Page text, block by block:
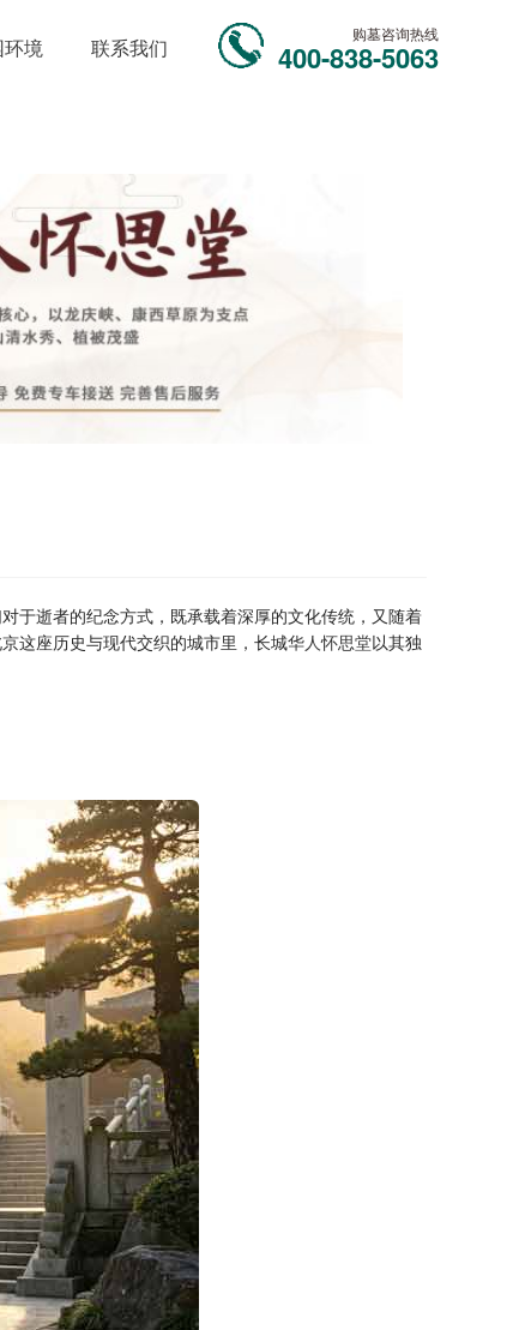
境 联系我们
购墓咨询热线
400-838-5063
于逝者的纪念方式，既承载着深厚的文化传统，又随着
这座历史与现代交织的城市里，长城华人怀思堂以其独